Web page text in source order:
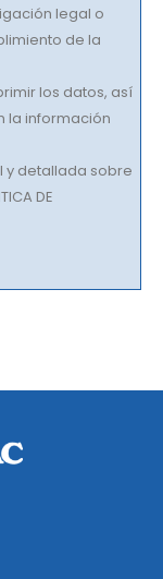
legal o
de la
los datos, así
la información
y detallada sobre
DE